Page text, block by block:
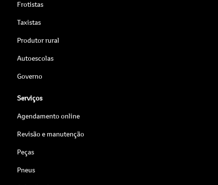
Frotistas
Taxistas
Produtor rural
Autoescolas
Governo
Serviços
Agendamento online
Revisão e manutenção
Peças
Pneus